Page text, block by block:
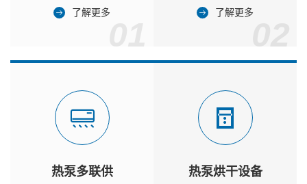
了解更多 了解更多
热泵多联供 热泵烘干设备